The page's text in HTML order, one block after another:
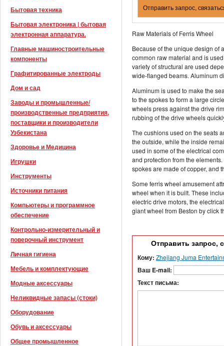
Бытовая техника
Бытовая электроника | бытовая
электронная аппаратура.
Главные машиностроительные
компоненты
Графитированные электроды
Дом и сад
Заводы и промышленные/
производственные предприятия,
поставщики и производители
Узбекистана
Здоровье и Медицина
Игрушки
Инструменты
Источники питания
Компьютеры и программное
обеспечение
Контрольно-измерительный и
поверочный инструмент
Личная гигиена
Мебель и комплектующие
Модные аксессуары
Неликвидные запасы (стоки)
Оборудование
Обувь и аксессуары
Общее промышленное
Отправить запрос,
Raw Materials of Ferris Wheel
Because of the unique design of
common raw material and is
variety of structural are used
wide-flanged beams. Aluminum
Aluminum is used to make the
to the spokes to form a large
wheels press against the drive
rubbing of the drive wheels
The cushions used on the seats
the outside, while the inside
used in some of the electrical
and protection from the
spokes are made of copper, and
Some ferris wheel amusement
wheel when it is built. These
electric drive motors, the
giant wheel from Beston by click
Отправить запрос,
Кому: Zhejiang Juma
Ваш E-mail:
Текст письма: